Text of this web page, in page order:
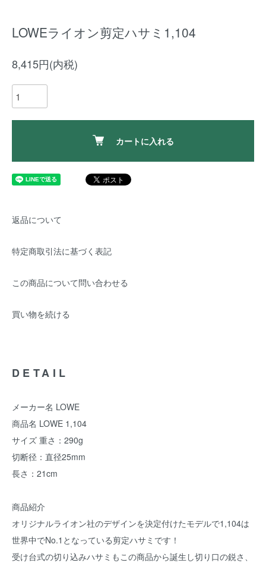
LOWEライオン剪定ハサミ1,104
8,415円(内税)
カートに入れる
返品について
特定商取引法に基づく表記
この商品について問い合わせる
買い物を続ける
DETAIL
メーカー名 LOWE
商品名 LOWE 1,104
サイズ 重さ：290g
切断径：直径25mm
長さ：21cm
商品紹介
オリジナルライオン社のデザインを決定付けたモデルで1,104は
世界中でNo.1となっている剪定ハサミです！
受け台式の切り込みハサミもこの商品から誕生し切り口の鋭さ、